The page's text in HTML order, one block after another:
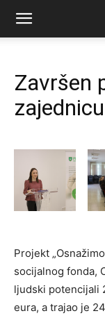
Završen
zajednicu
Projekt
socijalnog fonda,
ljudski potencijali
eura, a trajao je